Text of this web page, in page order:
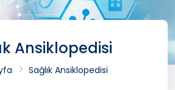
Ansiklopedisi
Sağlık Ansiklopedisi